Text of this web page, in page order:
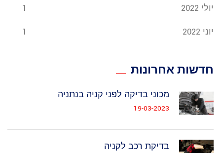
יולי 2022 1
יוני 2022 1
חדשות אחרונות
מכוני בדיקה לפני קניה בנתניה
19-03-2023
בדיקת רכב לקניה